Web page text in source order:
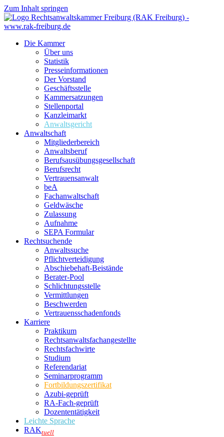
Zum Inhalt springen
Die Kammer
Über uns
Statistik
Presseinformationen
Der Vorstand
Geschäftsstelle
Kammersatzungen
Stellenportal
Kanzleimarkt
Anwaltsgericht
Anwaltschaft
Mitgliederbereich
Anwaltsberuf
Berufsausübungs­gesellschaft
Berufsrecht
Vertrauensanwalt
beA
Fachanwaltschaft
Geldwäsche
Zulassung
Aufnahme
SEPA Formular
Rechtsuchende
Anwaltssuche
Pflichtverteidigung
Abschiebehaft-Beistände
Berater-Pool
Schlichtungsstelle
Vermittlungen
Beschwerden
Vertrauensschadenfonds
Karriere
Praktikum
Rechtsanwalts­fachangestellte
Rechtsfachwirte
Studium
Referendariat
Seminarprogramm
Fortbildungszertifikat
Azubi-geprüft
RA-Fach-geprüft
Dozententätigkeit
Leichte Sprache
RAKtuell